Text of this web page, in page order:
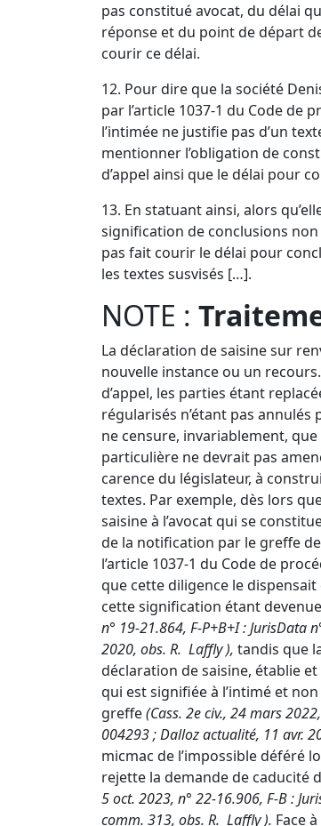
pas constitué avocat, du délai
réponse et du point de départ
courir ce délai.
12. Pour dire que la société
par l’article 1037-1 du Code de
l’intimée ne justifie pas d’un
mentionner l’obligation de
d’appel ainsi que le délai pour
13. En statuant ainsi, alors
signification de conclusions
pas fait courir le délai pour
les textes susvisés […].
NOTE :
La déclaration de saisine sur
nouvelle instance ou un
d’appel, les parties étant
régularisés n’étant pas
ne censure, invariablement,
particulière ne devrait pas
carence du législateur, à
textes. Par exemple, dès lors
saisine à l’avocat qui se
de la notification par le greffe de
l’article 1037-1 du Code de
que cette diligence le
cette signification étant
n° 19-21.864, F-P+B+I:JurisData
2020, obs. R. Laffly), tandis que
déclaration de saisine, établie
qui est signifiée à l’intimé et
greffe(Cass. 2e civ., 24 mars
004293; Dalloz actualité, 11 avr.
micmac de l’impossible déféré
rejette la demande de caducité
5 oct. 2023, n° 22-16.906, F-B:
comm. 313, obs. R. Laffly). Face